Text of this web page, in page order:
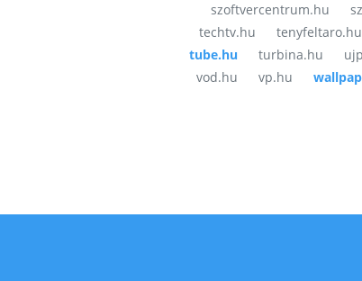
szoftvercentrum.hu
techtv.hu
tenyfeltaro.hu
tube.hu
turbina.hu
vod.hu
vp.hu